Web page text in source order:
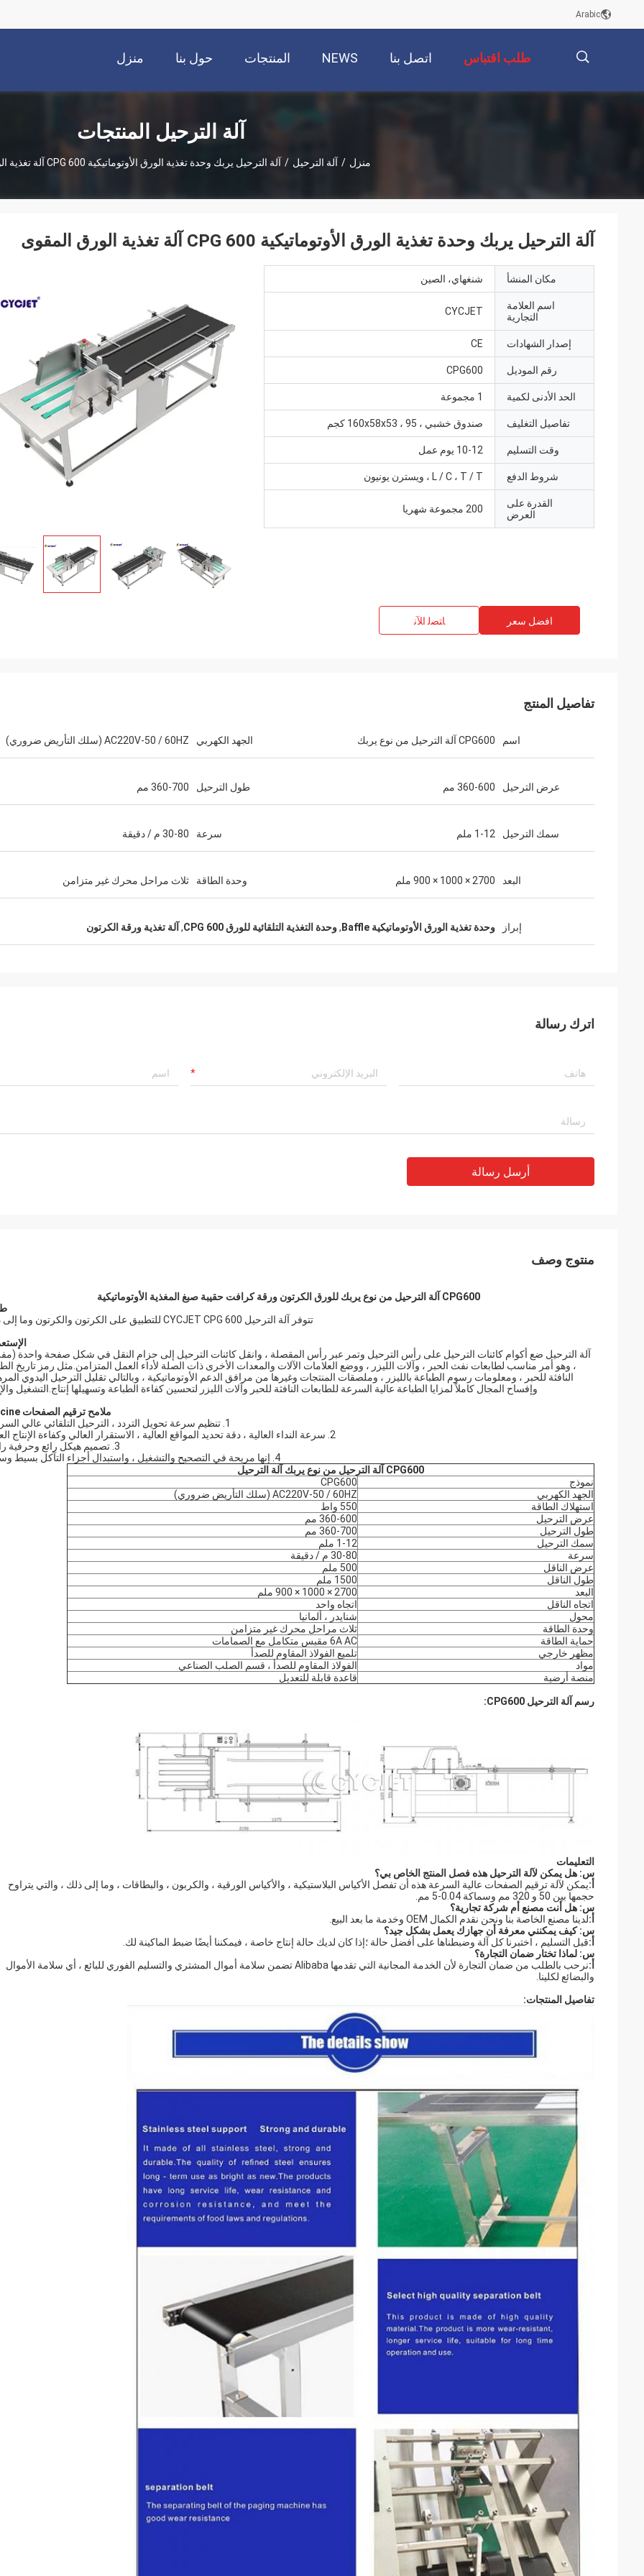
Arabic
منزل حول بنا المنتجات NEWS اتصل بنا طلب اقتباس
آلة الترحيل المنتجات
منزل / آلة الترحيل / آلة الترحيل يربك وحدة تغذية الورق الأوتوماتيكية CPG 600 آلة تغذية الورق المقوى
آلة الترحيل يربك وحدة تغذية الورق الأوتوماتيكية CPG 600 آلة تغذية الورق المقوى
مكان المنشأ شنغهاي، الصين
اسم العلامة
التجارية
CYCJET
إصدار الشهادات CE
رقم الموديل CPG600
الحد الأدنى لكمية 1 مجموعة
تفاصيل التغليف صندوق خشبي ، 160x58x53 ، 95 كجم
وقت التسليم 10-12 يوم عمل
شروط الدفع L / C ، T / T ، ويسترن يونيون
القدرة على
العرض
200 مجموعة شهريا
افضل سعر ﺎﺘﺼﻟ ﺍﻶﻧ
تفاصيل المنتج
اسم CPG600 آلة الترحيل من نوع يربك الجهد الكهربي AC220V-50 / 60HZ (سلك التأريض ضروري)
عرض الترحيل 360-600 مم طول الترحيل 360-700 مم
سمك الترحيل 1-12 ملم سرعة 30-80 م / دقيقة
البعد 2700 × 1000 × 900 ملم وحدة الطاقة ثلاث مراحل محرك غير متزامن
إبراز وحدة تغذية الورق الأوتوماتيكية Baffle ,وحدة التغذية التلقائية للورق CPG 600 , آلة تغذية ورقة الكرتون
اترك رسالة
أرسل رسالة
منتوج وصف
CPG600 آلة الترحيل من نوع يربك للورق الكرتون ورقة كرافت حقيبة صبغ المغذية الأوتوماتيكية
تتوفر آلة الترحيل CYCJET CPG 600 للتطبيق على الكرتون والكرتون وما إلى ذلك.
آلة الترحيل ضع أكوام كائنات الترحيل على رأس الترحيل وتمر عبر رأس المقصلة ، وانقل كائنات الترحيل إلى حزام النقل في شكل صفحة واحدة
، وهو أمر مناسب لطابعات نفث الحبر ، وآلات الليزر ، ووضع العلامات الآلات والمعدات الأخرى ذات الصلة لأداء العمل المتزامن.مثل رمز تاريخ
النافثة للحبر ، ومعلومات رسوم الطباعة بالليزر ، وملصقات المنتجات وغيرها من مرافق الدعم الأوتوماتيكية ، وبالتالي تقليل الترحيل اليدوي
وإفساح المجال كاملاً لمزايا الطباعة عالية السرعة للطابعات النافثة للحبر وآلات الليزر لتحسين كفاءة الطباعة وتسهيلها إنتاج.التشغيل
ملامح ترقيم الصفحات macine:
1. تنظيم سرعة تحويل التردد ، الترحيل التلقائي عالي السرعة ؛
2. سرعة النداء العالية ، دقة تحديد المواقع العالية ، الاستقرار العالي وكفاءة الإنتاج العالية.
3. تصميم هيكل رائع وحرفية راقية.
4. إنها مريحة في التصحيح والتشغيل ، واستبدال أجزاء التآكل بسيط وسريع.
CPG600 آلة الترحيل من نوع يربك آلة الترحيل
نموذج
CPG600
الجهد الكهربي
AC220V-50 / 60HZ (سلك التأريض ضروري)
استهلاك الطاقة
550 واط
عرض الترحيل
360-600 مم
طول الترحيل
360-700 مم
سمك الترحيل
1-12 ملم
سرعة
30-80 م / دقيقة
عرض الناقل
500 ملم
طول الناقل
1500 ملم
البعد
2700 × 1000 × 900 ملم
اتجاه الناقل
اتجاه واحد
محول
شنايدر ، ألمانيا
وحدة الطاقة
ثلاث مراحل محرك غير متزامن
حماية الطاقة
6A AC مقبس متكامل مع الصمامات
مظهر خارجي
تلميع الفولاذ المقاوم للصدأ
مواد
الفولاذ المقاوم للصدأ ، قسم الصلب الصناعي
منصة أرضية
قاعدة قابلة للتعديل
رسم آلة الترحيل CPG600:
التعليمات
س: هل يمكن لآلة الترحيل هذه فصل المنتج الخاص بي؟
أ:يمكن لآلة ترقيم الصفحات عالية السرعة هذه أن تفصل الأكياس البلاستيكية ، والأكياس الورقية ، والكربون ، والبطاقات ، وما إلى ذلك ، والتي يتراوح
حجمها بين 50 و 320 مم وسماكة 0.04-5 مم.
س: هل أنت مصنع أم شركة تجارية؟
أ:لدينا مصنع الخاصة بنا ونحن نقدم الكمال OEM وخدمة ما بعد البيع.
س: كيف يمكنني معرفة أن جهازك يعمل بشكل جيد؟
أ:قبل التسليم ، اختبرنا كل آلة وضبطناها على أفضل حالة ؛إذا كان لديك حالة إنتاج خاصة ، فيمكننا أيضًا ضبط الماكينة لك.
س: لماذا تختار ضمان التجارة؟
أ:
نرحب بالطلب من ضمان التجارة لأن الخدمة المجانية التي تقدمها Alibaba تضمن سلامة أموال المشتري والتسليم الفوري للبائع ، أي سلامة الأموال
والبضائع لكلينا.
تفاصيل المنتجات: